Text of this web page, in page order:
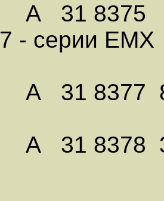
А 31 8375
7 - серии ЕМХ
А 31 8377
А 31 8378